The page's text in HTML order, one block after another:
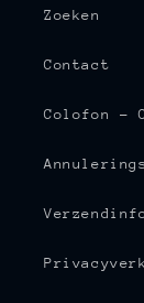
Zoeken
Contact
Colofon -